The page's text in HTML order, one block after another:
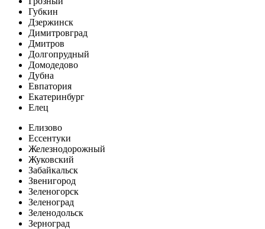
Губкин
Дзержинск
Димитровград
Дмитров
Долгопрудный
Домодедово
Дубна
Евпатория
Екатеринбург
Елец
Елизово
Ессентуки
Железнодорожный
Жуковский
Забайкальск
Звенигород
Зеленогорск
Зеленоград
Зеленодольск
Зерноград